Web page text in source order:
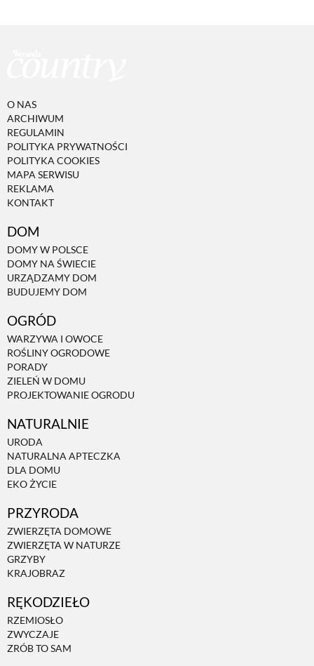
O NAS
ARCHIWUM
REGULAMIN
POLITYKA PRYWATNOŚCI
POLITYKA COOKIES
MAPA SERWISU
REKLAMA
KONTAKT
DOM
DOMY W POLSCE
DOMY NA ŚWIECIE
URZĄDZAMY DOM
BUDUJEMY DOM
OGRÓD
WARZYWA I OWOCE
ROŚLINY OGRODOWE
PORADY
ZIELEŃ W DOMU
PROJEKTOWANIE OGRODU
NATURALNIE
URODA
NATURALNA APTECZKA
DLA DOMU
EKO ŻYCIE
PRZYRODA
ZWIERZĘTA DOMOWE
ZWIERZĘTA W NATURZE
GRZYBY
KRAJOBRAZ
RĘKODZIEŁO
RZEMIOSŁO
ZWYCZAJE
ZRÓB TO SAM